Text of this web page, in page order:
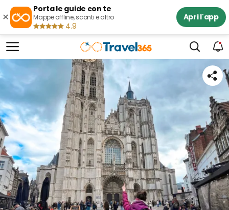
×
Porta le guide con te
Mappe offline, sconti e altro
4.9
Apri l'app